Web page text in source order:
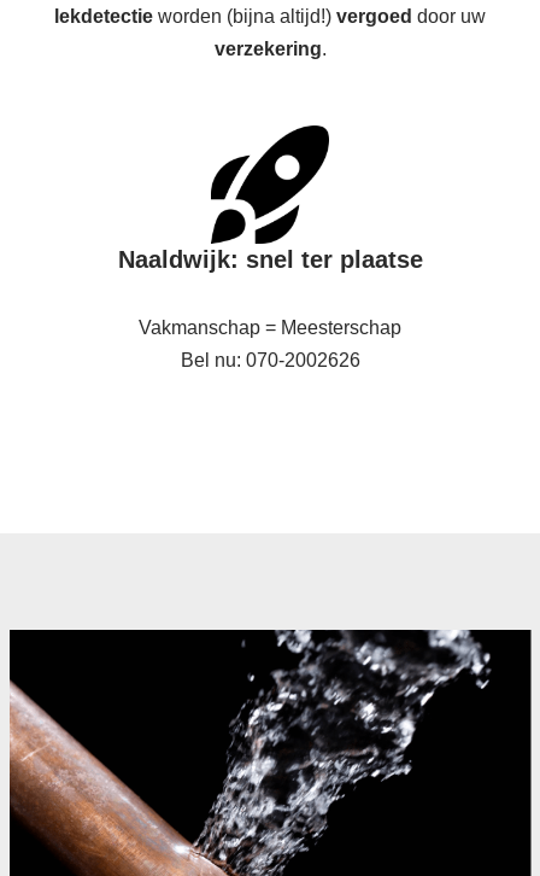
lekdetectie worden (bijna altijd!) vergoed door uw
verzekering.
Naaldwijk: snel ter plaatse
Vakmanschap = Meesterschap
Bel nu: 070-2002626